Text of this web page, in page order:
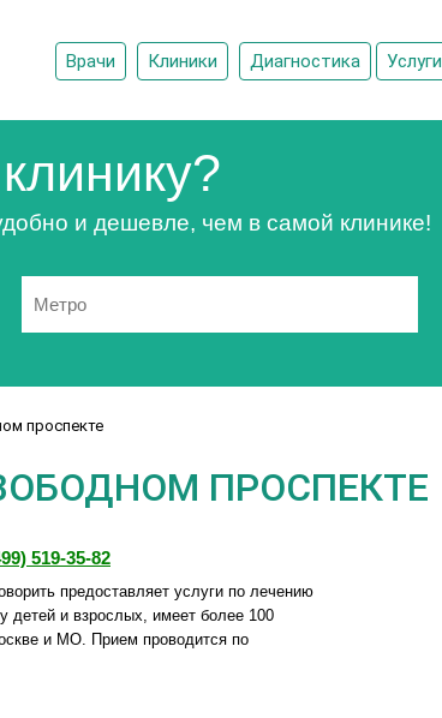
Врачи Клиники Диагностика Услуги
и дешевле, чем в самой клинике!
проспекте
ПРОСПЕКТЕ
519-35-82
предоставляет услуги по лечению
детей и взрослых, имеет более 100
и МО. Прием проводится по